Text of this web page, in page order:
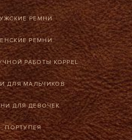
РЕМНИ
РЕМНИ
РАБОТЫ KOPPEL
ДЛЯ МАЛЬЧИКОВ
ДЛЯ ДЕВОЧЕК
ПОРТУПЕЯ